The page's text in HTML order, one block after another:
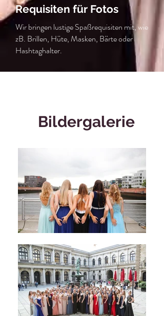
Requisiten für Fotos
Wir bringen lustige Spaßrequisiten mit, wie
zB. Brillen, Hüte, Masken, Bärte oder
Hashtaghalter.
Bildergalerie